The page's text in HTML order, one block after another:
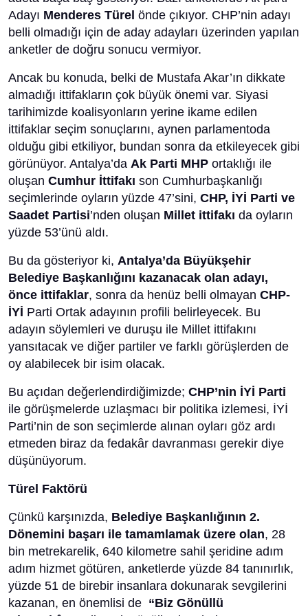
Adayı Menderes Türel önde çıkıyor. CHP’nin adayı
belli olmadığı için de aday adayları üzerinden yapılan
anketler de doğru sonucu vermiyor.
Ancak bu konuda, belki de Mustafa Akar’ın dikkate
almadığı ittifakların çok büyük önemi var. Siyasi
tarihimizde koalisyonların yerine ikame edilen
ittifaklar seçim sonuçlarını, aynen parlamentoda
olduğu gibi etkiliyor, bundan sonra da etkileyecek gibi
görünüyor. Antalya’da Ak Parti MHP ortaklığı ile
oluşan Cumhur İttifakı son Cumhurbaşkanlığı
seçimlerinde oyların yüzde 47’sini, CHP, İYİ Parti ve
Saadet Partisi’nden oluşan Millet ittifakı da oyların
yüzde 53’ünü aldı.
Bu da gösteriyor ki, Antalya’da Büyükşehir
Belediye Başkanlığını kazanacak olan adayı,
önce ittifaklar, sonra da henüz belli olmayan CHP-
İYİ Parti Ortak adayının profili belirleyecek. Bu
adayın söylemleri ve duruşu ile Millet ittifakını
yansıtacak ve diğer partiler ve farklı görüşlerden de
oy alabilecek bir isim olacak.
Bu açıdan değerlendirdiğimizde; CHP’nin İYİ Parti
ile görüşmelerde uzlaşmacı bir politika izlemesi, İYİ
Parti’nin de son seçimlerde alınan oyları göz ardı
etmeden biraz da fedakâr davranması gerekir diye
düşünüyorum.
Türel Faktörü
Çünkü karşınızda, Belediye Başkanlığının 2.
Dönemini başarı ile tamamlamak üzere olan, 28
bin metrekarelik, 640 kilometre sahil şeridine adım
adım hizmet götüren, anketlerde yüzde 84 tanınırlık,
yüzde 51 de birebir insanlara dokunarak sevgilerini
kazanan, en önemlisi de “Biz Gönüllü